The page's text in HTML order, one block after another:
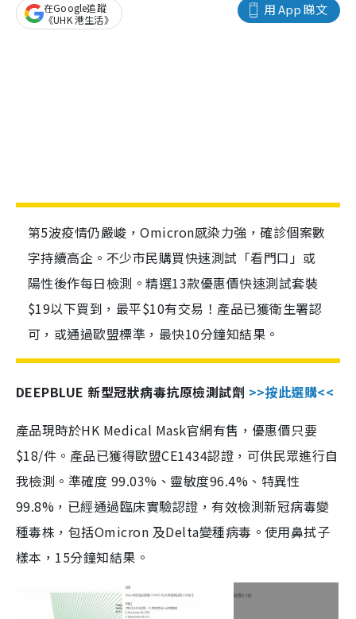
用 App 睇文
在Google追蹤
《UHK 港生活》
第5波疫情仍嚴峻，Omicron感染力強，確診個案數
字持續高企。不少市民購買快速測試「看門口」或
陽性後作每日檢測。精選13款優惠價快速測試套裝
$19以下買到，最平$10有交易！產品已獲衛生署認
可，或通過歐盟標準，最快10分鐘知結果。
DEEPBLUE 新型冠狀病毒抗原檢測試劑 >>按此選購<<
產品現時於HK Medical Mask官網有售，優惠價只要
$18/件。產品已獲得歐盟CE1434認證，可供民眾進行自
我檢測。準確度 99.03%、靈敏度96.4%、特異性
99.8%，已經通過臨床實驗認證，有效檢測新冠病毒變
種毒株，包括Omicron 及Delta變種病毒。使用鼻拭子
樣本，15分鐘知結果。